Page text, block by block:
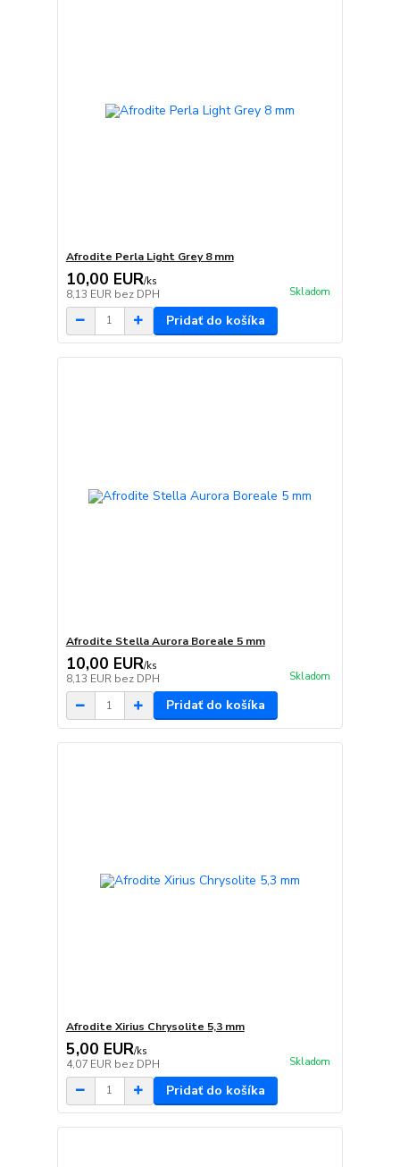
Afrodite Perla Light Grey 8 mm
10,00 EUR/ks
8,13 EUR bez DPH Skladom
Pridať do košíka
Afrodite Stella Aurora Boreale 5 mm
10,00 EUR/ks
8,13 EUR bez DPH Skladom
Pridať do košíka
Afrodite Xirius Chrysolite 5,3 mm
5,00 EUR/ks
4,07 EUR bez DPH Skladom
Pridať do košíka